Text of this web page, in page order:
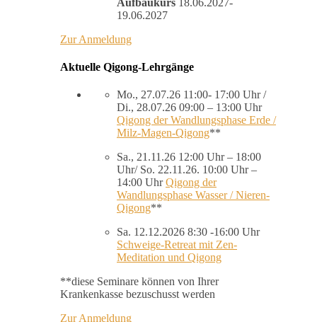
19.06.2027
Zur Anmeldung
Aktuelle Qigong-Lehrgänge
Mo., 27.07.26 11:00- 17:00 Uhr /
Di., 28.07.26 09:00 – 13:00 Uhr
Qigong der Wandlungsphase Erde /
Milz-Magen-Qigong**
Sa., 21.11.26 12:00 Uhr – 18:00
Uhr/ So. 22.11.26. 10:00 Uhr –
14:00 UhrQigong der
Wandlungsphase Wasser / Nieren-
Qigong**
Sa. 12.12.2026 8:30 -16:00 Uhr
Schweige-Retreat mit Zen-
Meditation und Qigong
**diese Seminare können von Ihrer
Krankenkasse bezuschusst werden
Zur Anmeldung